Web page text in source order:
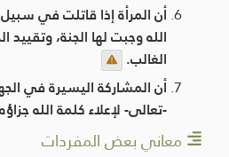
أن المرأة إذا قاتلت في
الله وجبت لها الجنة، وتقييد
الغالب.
أن المشاركة اليسيرة في
-تعالى- لإعلاء كلمة الله
معاني بعض المفردات